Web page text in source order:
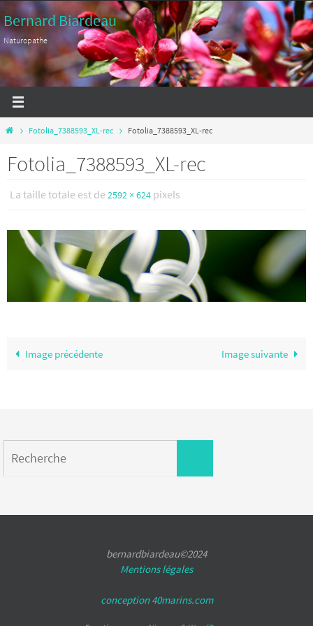
Passer
vers
le
contenu
Bernard Biardeau
Naturopathe
HomeFotolia_7388593_XL-rec Fotolia_7388593_XL-rec
Fotolia_7388593_XL-rec
La taille totale est de 2592 × 624 pixels
Image précédente Image suivante
bernardbiardeau©2024
Mentions légales
conception 40marins.com